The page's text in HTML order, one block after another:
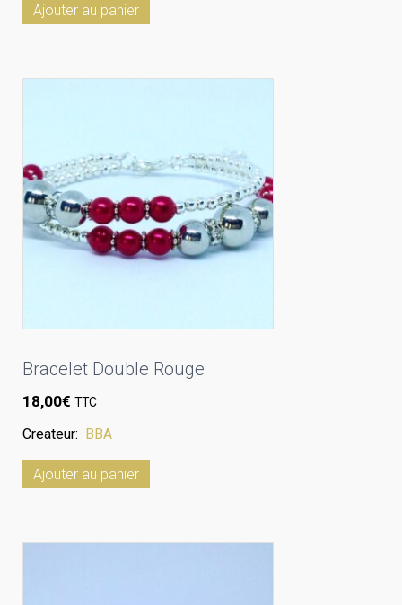
Ajouter au panier
Bracelet Double Rouge
18,00€ TTC
Createur: BBA
Ajouter au panier